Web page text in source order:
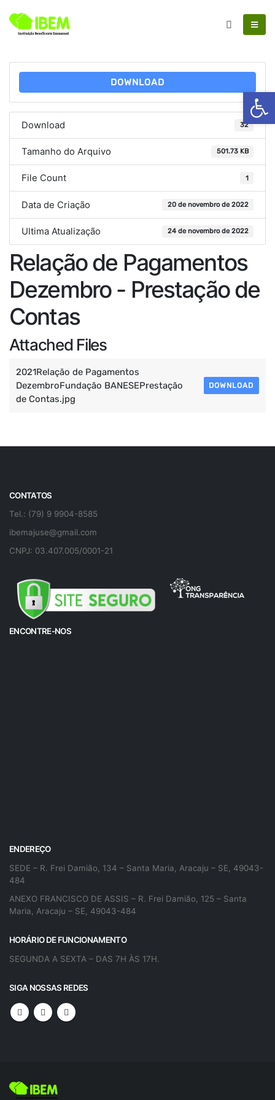
DOWNLOAD
Download 32
Tamanho do Arquivo 501.73 KB
File Count 1
Data de Criação 20 de novembro de 2022
Ultima Atualização 24 de novembro de 2022
Relação de Pagamentos
Dezembro - Prestação de
Contas
Attached Files
2021Relação de Pagamentos
DezembroFundação BANESEPrestação
de Contas.jpg
DOWNLOAD
CONTATOS
Tel.: (79) 9 9904-8585
ibemajuse@gmail.com
CNPJ: 03.407.005/0001-21
ENCONTRE-NOS
ENDEREÇO
SEDE – R. Frei Damião, 134 – Santa Maria, Aracaju – SE, 49043-
484
ANEXO FRANCISCO DE ASSIS – R. Frei Damião, 125 – Santa
Maria, Aracaju – SE, 49043-484
HORÁRIO DE FUNCIONAMENTO
SEGUNDA A SEXTA – DAS 7H ÀS 17H.
SIGA NOSSAS REDES